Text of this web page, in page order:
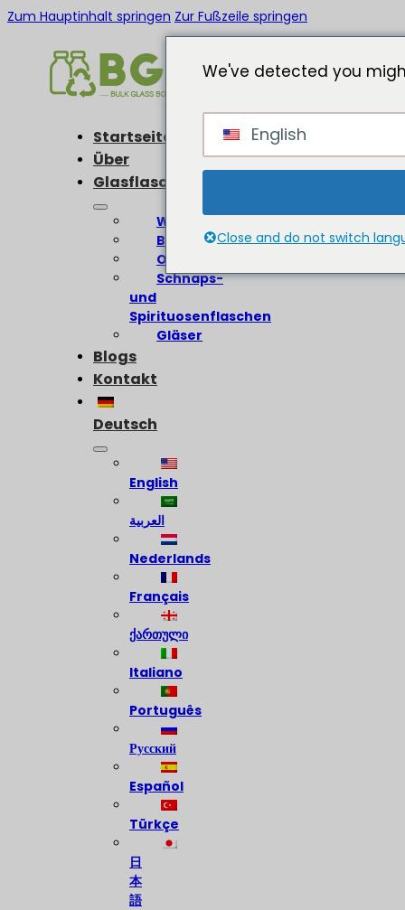
Zum Hauptinhalt springen Zur Fußzeile springen
Startseite
Über
Glasflaschen
Weinflaschen
Bierflaschen
Olivenölflaschen
Schnaps-
und
Spirituosenflaschen
Gläser
Blogs
Kontakt
Deutsch
English
العربية
Nederlands
Français
ქართული
Italiano
Português
Русский
Español
Türkçe
日
本
語
We've detected you
English
Close and do not switch